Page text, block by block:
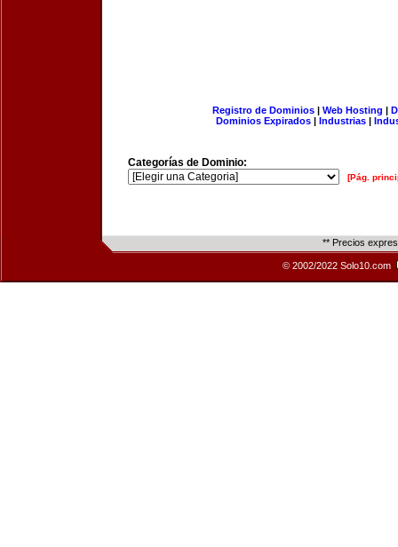
Registro de Dominios| Web Hosting |
Dominios Expirados | Industrias |
Categorías de Dominio:
[Pág.
** Precios
© 2002/2022 Solo10.com